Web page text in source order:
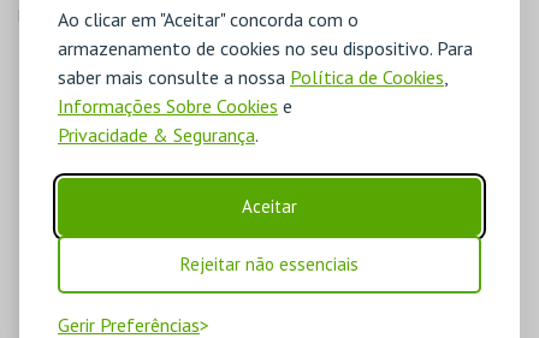
Ao clicar em "Aceitar" concorda com o
armazenamento de cookies no seu dispositivo. Para
saber mais consulte a nossa Política de Cookies
Informações Sobre Cookies e
Privacidade & Segurança.
Aceitar
Rejeitar não essenciais
Gerir Preferências
Direcções para Biblioteca Municipal Beja